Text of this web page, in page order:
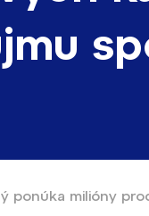
ponúka milióny